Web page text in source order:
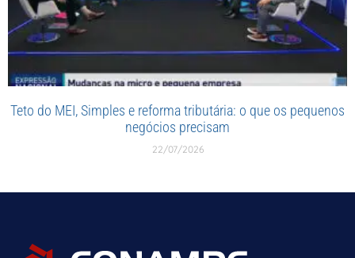
Teto do MEI, Simples e reforma tributária: o que os pequenos
negócios precisam
22/07/2026